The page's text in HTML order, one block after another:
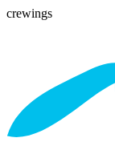
crewings